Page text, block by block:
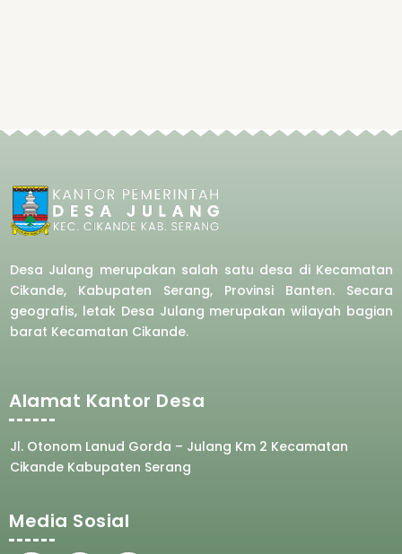
Desa Julang merupakan salah satu desa di Kecamatan
Cikande, Kabupaten Serang, Provinsi Banten. Secara
geografis, letak Desa Julang merupakan wilayah bagian
barat Kecamatan Cikande.
Alamat Kantor Desa
Jl. Otonom Lanud Gorda – Julang Km 2 Kecamatan
Cikande Kabupaten Serang
Media Sosial